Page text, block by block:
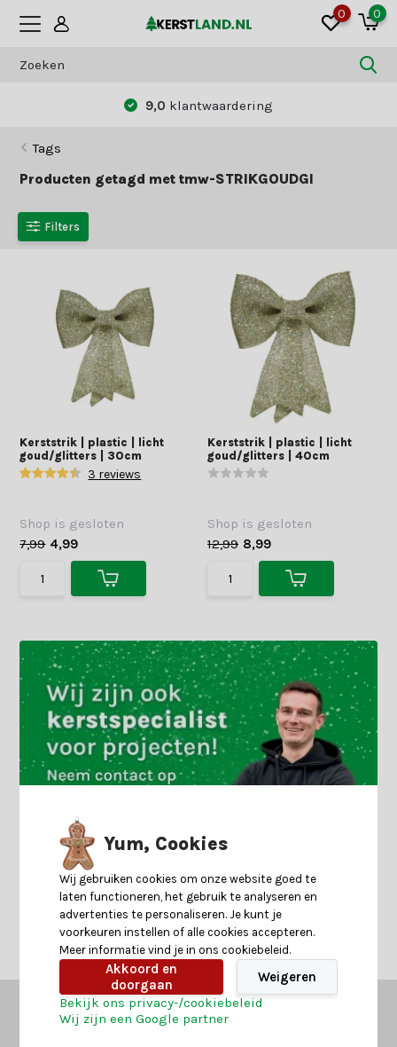
0 0
9,0 klantwaardering
Tags
Producten getagd met tmw-STRIKGOUDGl
Filters
Kerststrik | plastic | licht
goud/glitters | 30cm
3 reviews
Shop is gesloten
7,99 4,99
Kerststrik | plastic | licht
goud/glitters | 40cm
Shop is gesloten
12,99 8,99
Neem contact op
Kerstland.nlin jouw mailbox?
Yum, Cookies
Wij gebruiken cookies om onze website goed te
laten functioneren, het gebruik te analyseren en
advertenties te personaliseren. Je kunt je
voorkeuren instellen of alle cookies accepteren.
Meer informatie vind je in ons cookiebeleid.
Akkoord en
doorgaan
Weigeren
Bekijk ons privacy-/cookiebeleid
Wij zijn een Google partner